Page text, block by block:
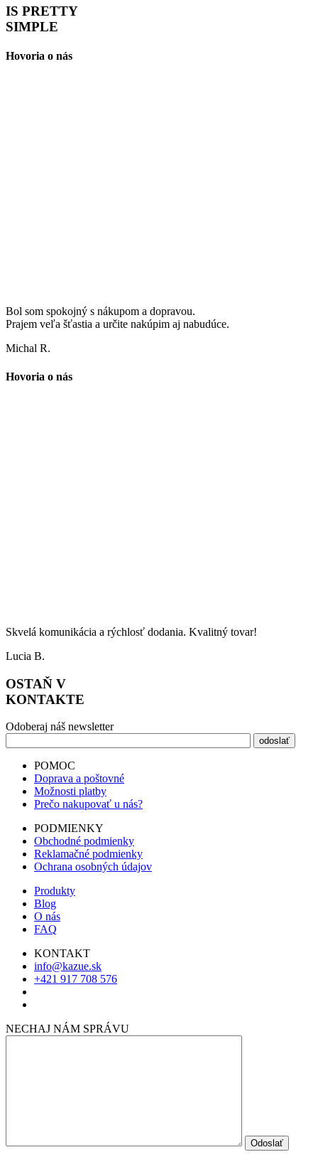
IS PRETTY
SIMPLE
Hovoria o nás
Bol som spokojný s nákupom a dopravou.
Prajem veľa šťastia a určite nakúpim aj nabudúce.
Michal R.
Hovoria o nás
Skvelá komunikácia a rýchlosť dodania. Kvalitný tovar!
Lucia B.
OSTAŇ V
KONTAKTE
Odoberaj náš newsletter
POMOC
Doprava a poštovné
Možnosti platby
Prečo nakupovať u nás?
PODMIENKY
Obchodné podmienky
Reklamačné podmienky
Ochrana osobných údajov
Produkty
Blog
O nás
FAQ
KONTAKT
info@kazue.sk
+421 917 708 576
NECHAJ NÁM SPRÁVU